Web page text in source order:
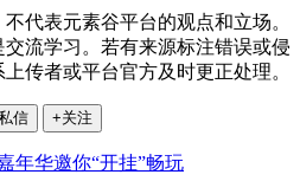
代表元素谷平台的观点和立场。
流学习。若有来源标注错误或侵
传者或平台官方及时更正处理。
信 +关注